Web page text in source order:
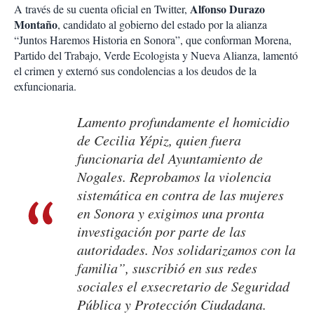
A través de su cuenta oficial en Twitter, Alfonso Durazo
Montaño, candidato al gobierno del estado por la alianza
“Juntos Haremos Historia en Sonora”, que conforman Morena,
Partido del Trabajo, Verde Ecologista y Nueva Alianza, lamentó
el crimen y externó sus condolencias a los deudos de la
exfuncionaria.
Lamento profundamente el homicidio
de Cecilia Yépiz, quien fuera
funcionaria del Ayuntamiento de
Nogales. Reprobamos la violencia
sistemática en contra de las mujeres
en Sonora y exigimos una pronta
investigación por parte de las
autoridades. Nos solidarizamos con la
familia”, suscribió en sus redes
sociales el exsecretario de Seguridad
Pública y Protección Ciudadana.